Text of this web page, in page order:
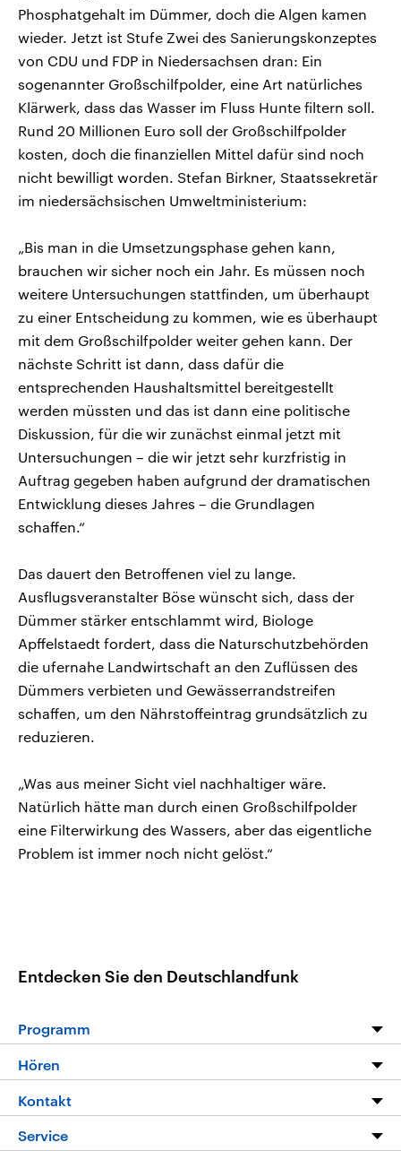
Phosphatgehalt im Dümmer, doch die Algen kamen
wieder. Jetzt ist Stufe Zwei des Sanierungskonzeptes
von CDU und FDP in Niedersachsen dran: Ein
sogenannter Großschilfpolder, eine Art natürliches
Klärwerk, dass das Wasser im Fluss Hunte filtern soll.
Rund 20 Millionen Euro soll der Großschilfpolder
kosten, doch die finanziellen Mittel dafür sind noch
nicht bewilligt worden. Stefan Birkner, Staatssekretär
im niedersächsischen Umweltministerium:
„Bis man in die Umsetzungsphase gehen kann,
brauchen wir sicher noch ein Jahr. Es müssen noch
weitere Untersuchungen stattfinden, um überhaupt
zu einer Entscheidung zu kommen, wie es überhaupt
mit dem Großschilfpolder weiter gehen kann. Der
nächste Schritt ist dann, dass dafür die
entsprechenden Haushaltsmittel bereitgestellt
werden müssten und das ist dann eine politische
Diskussion, für die wir zunächst einmal jetzt mit
Untersuchungen – die wir jetzt sehr kurzfristig in
Auftrag gegeben haben aufgrund der dramatischen
Entwicklung dieses Jahres – die Grundlagen
schaffen.“
Das dauert den Betroffenen viel zu lange.
Ausflugsveranstalter Böse wünscht sich, dass der
Dümmer stärker entschlammt wird, Biologe
Apffelstaedt fordert, dass die Naturschutzbehörden
die ufernahe Landwirtschaft an den Zuflüssen des
Dümmers verbieten und Gewässerrandstreifen
schaffen, um den Nährstoffeintrag grundsätzlich zu
reduzieren.
„Was aus meiner Sicht viel nachhaltiger wäre.
Natürlich hätte man durch einen Großschilfpolder
eine Filterwirkung des Wassers, aber das eigentliche
Problem ist immer noch nicht gelöst.“
Entdecken Sie den Deutschlandfunk
Programm
Die Nachrichten
Nachrichtenleicht
Hören
Livestream
Kontakt
Hörerservice
Service